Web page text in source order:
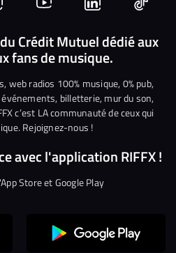
Nous
rejoindre
sur
YouTube
Nous
rejoindre
sur
Linkedin
Nous
Crédit Mutuel dédié aux
fans de musique.
web radios 100% musique, 0% pub,
billetterie, mur du son,
c’est LA communauté de ceux qui
Rejoignez-nous !
avec l'application RIFFX !
Store et Google Play